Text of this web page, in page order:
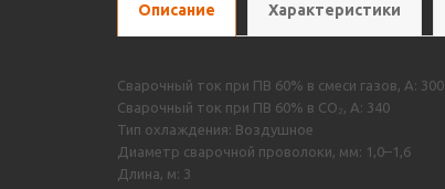
Описание Характеристики
Сварочный ток при ПВ 60% в смеси газов, А: 300
Сварочный ток при ПВ 60% в CO₂, А: 340
Тип охлаждения: Воздушное
Диаметр сварочной проволоки, мм: 1,0–1,6
Длина, м: 3